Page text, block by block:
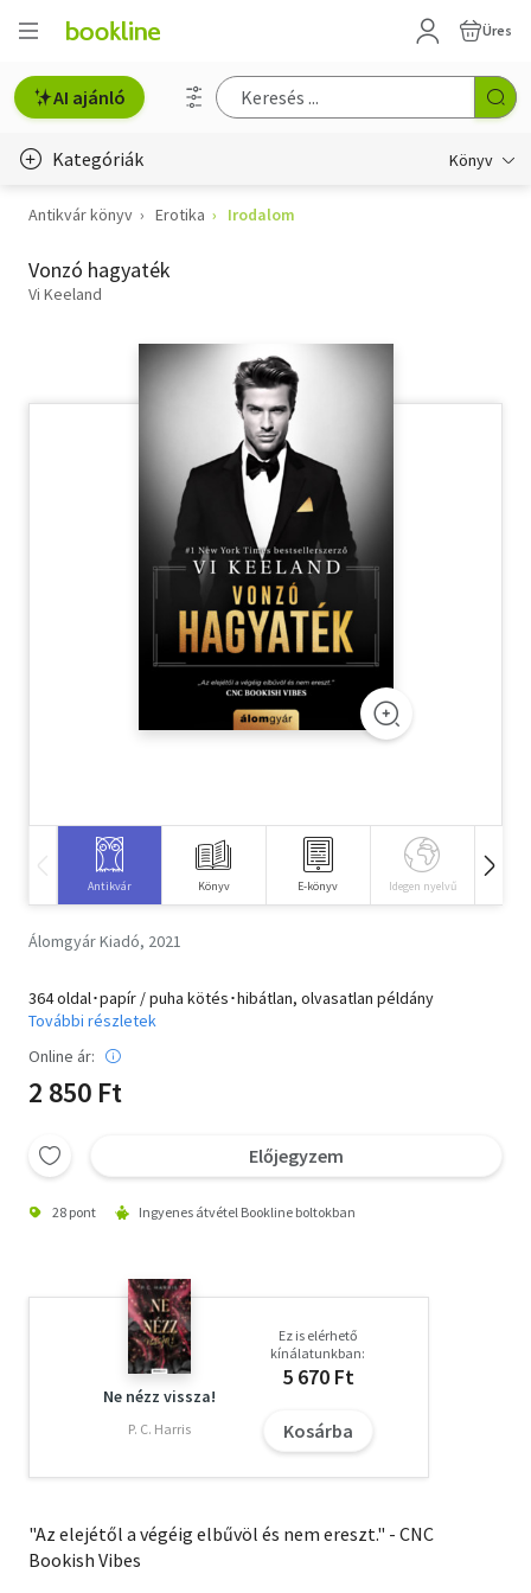
Üres
AI ajánló
Kategóriák Könyv
Életmód, egészség
Erotika
Szótár, nyelvkönyv
Tankönyv, segédkönyv
Társadalomtudomány
Természettudomány
Vallás
Antikvár könyv Erotika Irodalom
Vonzó hagyaték
Vi Keeland
Antikvár Könyv E-könyv Idegen nyelvű
Álomgyár Kiadó, 2021
364 oldal･papír / puha kötés･hibátlan, olvasatlan példány
További részletek
Online ár:
2 850 Ft
Előjegyzem
28 pont Ingyenes átvétel Bookline boltokban
Ne nézz vissza!
P. C. Harris
Ez is elérhető
kínálatunkban:
5 670 Ft
Kosárba
"Az elejétől a végéig elbűvöl és nem ereszt." - CNC
Bookish Vibes